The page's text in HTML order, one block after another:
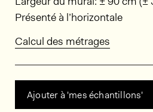
Présenté à l’horizontale
Calcul des métrages
Ajouter à 'mes échantillons'